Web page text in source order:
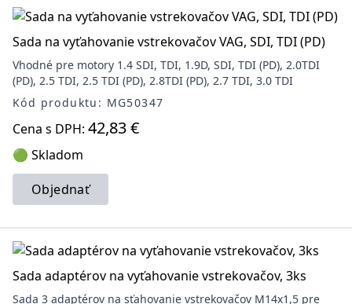
Sada na vyťahovanie vstrekovačov VAG, SDI, TDI (PD)
Vhodné pre motory 1.4 SDI, TDI, 1.9D, SDI, TDI (PD), 2.0TDI
(PD), 2.5 TDI, 2.5 TDI (PD), 2.8TDI (PD), 2.7 TDI, 3.0 TDI
Kód produktu: MG50347
Cena s DPH: 42,83 €
🟢 Skladom
Objednať
Sada adaptérov na vyťahovanie vstrekovačov, 3ks
Sada 3 adaptérov na sťahovanie vstrekovačov M14x1,5 pre